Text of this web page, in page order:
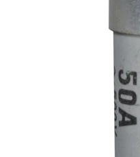
AFDD - Sigurante &
Protectii diferentiale RCCB
Diferential RCCB tip AC